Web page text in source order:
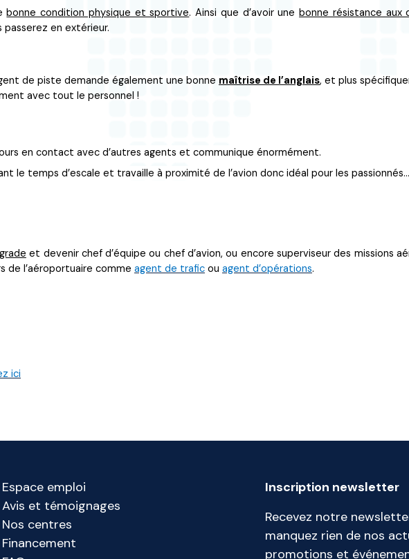
bonne condition physique et sportive. Ainsi que d’avoir unebonne résistance aux
en extérieur.
de piste demande également une bonne maîtrise de l’anglais, et plus
avec tout le personnel !
en contact avec d’autres agents et communique énormément.
le temps d’escale et travaille à proximité de l’avion donc idéal pour les passionnés…
et devenir chef d’équipe ou chef d’avion, ou encore superviseur des missions
de l’aéroportuaire comme agent de trafic ou agent d’opérations.
ici
Inscription newsletter
Recevez notre
manquez rien de nos
promotions et
Espace emploi
Avis et témoignages
Nos centres
Financement